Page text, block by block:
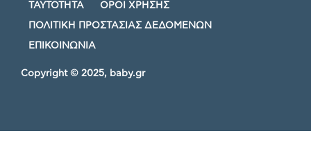
ΤΑΥΤΟΤΗΤΑ ΟΡΟΙ ΧΡΗΣΗΣ
ΠΟΛΙΤΙΚΗ ΠΡΟΣΤΑΣΙΑΣ ΔΕΔΟΜΕΝΩΝ
ΕΠΙΚΟΙΝΩΝΙΑ
Copyright © 2025, baby.gr